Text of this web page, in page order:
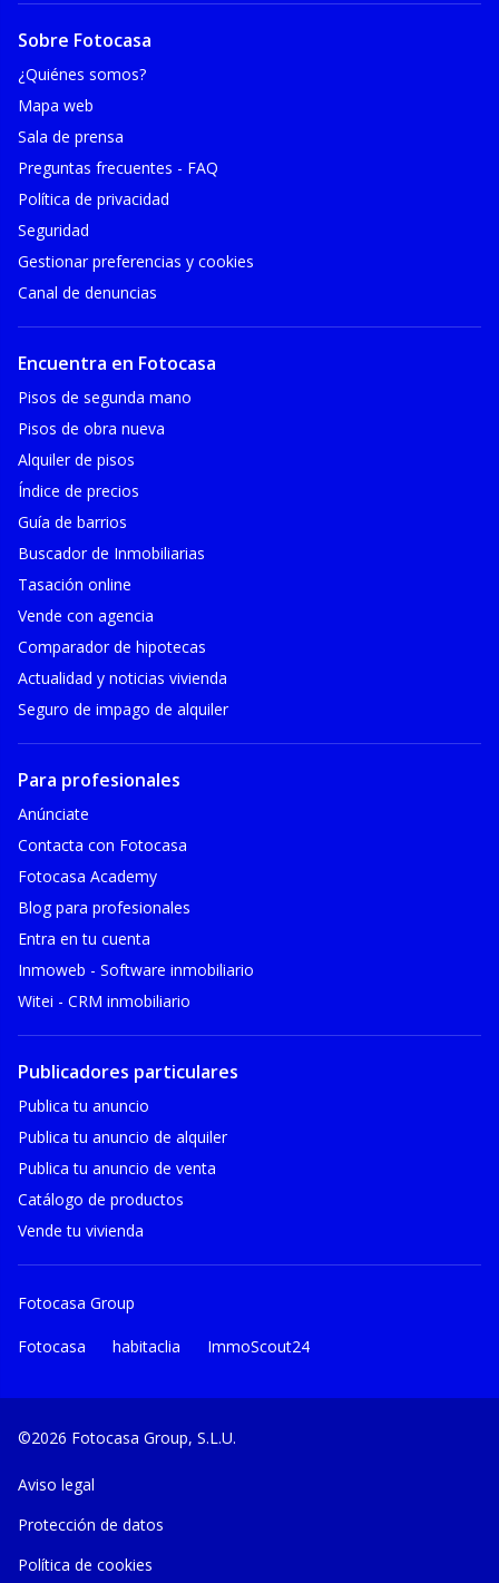
Sobre Fotocasa
¿Quiénes somos?
Mapa web
Sala de prensa
Preguntas frecuentes - FAQ
Política de privacidad
Seguridad
Gestionar preferencias y cookies
Canal de denuncias
Encuentra en Fotocasa
Pisos de segunda mano
Pisos de obra nueva
Alquiler de pisos
Índice de precios
Guía de barrios
Buscador de Inmobiliarias
Tasación online
Vende con agencia
Comparador de hipotecas
Actualidad y noticias vivienda
Seguro de impago de alquiler
Para profesionales
Anúnciate
Contacta con Fotocasa
Fotocasa Academy
Blog para profesionales
Entra en tu cuenta
Inmoweb - Software inmobiliario
Witei - CRM inmobiliario
Publicadores particulares
Publica tu anuncio
Publica tu anuncio de alquiler
Publica tu anuncio de venta
Catálogo de productos
Vende tu vivienda
Fotocasa Group
Fotocasa habitaclia ImmoScout24
©2026 Fotocasa Group, S.L.U.
Aviso legal
Protección de datos
Política de cookies